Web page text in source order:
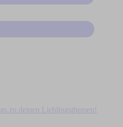
zu deinen Lieblingsthemen!